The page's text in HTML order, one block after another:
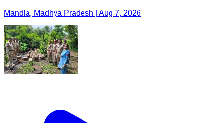
Mandla, Madhya Pradesh | Aug 7, 2026